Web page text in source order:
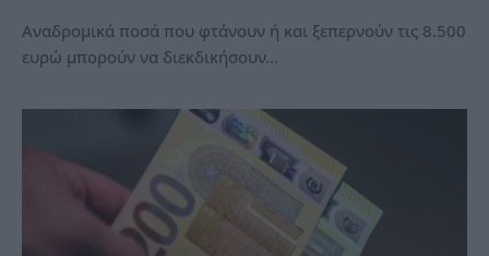
Αναδρομικά ποσά που φτάνουν ή και ξεπερνούν τις 8.500
ευρώ μπορούν να διεκδικήσουν…